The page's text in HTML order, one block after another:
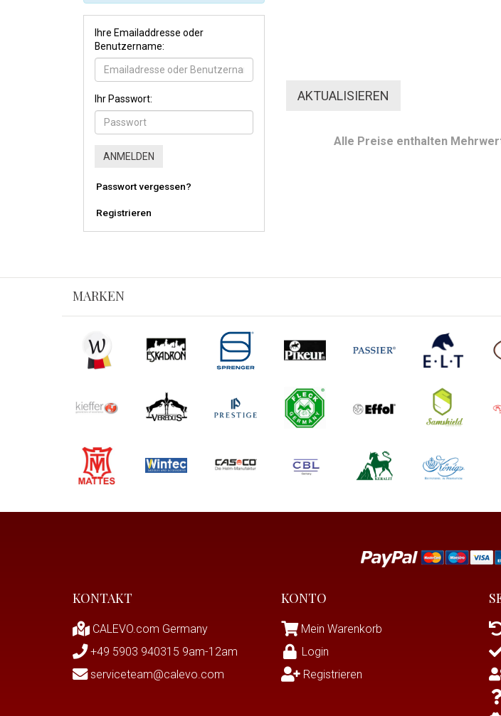
Ihre Emailaddresse oder
Benutzername:
Ihr Passwort:
Passwort vergessen?
Registrieren
Alle Preise enthalten
MARKEN
KONTAKT
CALEVO.com Germany
+49 5903 940315 9am-12am
serviceteam@calevo.com
KONTO
Mein Warenkorb
Login
Registrieren